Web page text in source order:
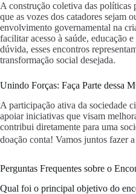
A construção coletiva das políticas
que as vozes dos catadores sejam
envolvimento governamental na
facilitar acesso à saúde, educação
dúvida, esses encontros
transformação social desejada.
Unindo Forças: Faça Parte dessa
A participação ativa da sociedade
apoiar iniciativas que visam
contribui diretamente para uma
doação conta! Vamos juntos fazer
Perguntas Frequentes sobre o
Qual foi o principal objetivo do